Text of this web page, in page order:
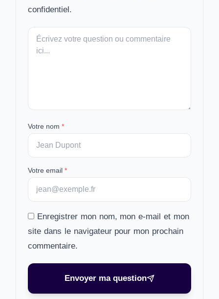
confidentiel.
Votre
message
Votre nom *
Votre email *
Enregistrer mon nom, mon e-mail et mon
site dans le navigateur pour mon prochain
commentaire.
Envoyer ma question